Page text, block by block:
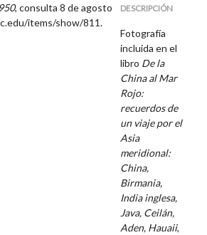
, consulta 8 de agosto
items/show/811.
DESCRIPCIÓN
Fotografía
incluida en el
libro De la
China al Mar
Rojo:
recuerdos de
un viaje por el
Asia
meridional:
China,
Birmania,
India inglesa,
Java, Ceilán,
Aden, Hauaii,